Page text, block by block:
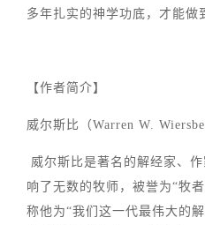
多年扎实的神学功底，才能做
【作者简介】
威尔斯比（Warren W. Wiersbe
威尔斯比是著名的解经家、
响了无数的牧师，被誉为“牧
称他为“我们这一代最伟大的